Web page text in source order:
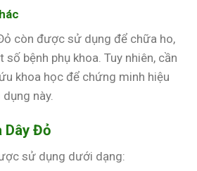
còn được sử dụng để chữa ho,
bệnh phụ khoa. Tuy nhiên, cần
khoa học để chứng minh hiệu
này.
Dây Đỏ
sử dụng dưới dạng: